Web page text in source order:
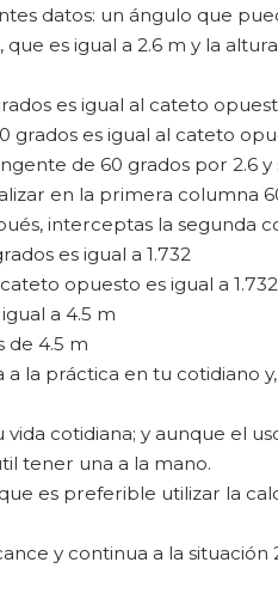
datos: un ángulo que
es igual a 2.6 m y la
es igual al cateto
grados es igual al cateto
de 60 grados por 2.6 y
en la primera columna
interceptas la segunda
es igual a 1.732
opuesto es igual a
a 4.5 m
de 4.5 m
la práctica en tu cotidiano
cotidiana; y aunque el
tener una a la mano.
es preferible utilizar la
y continua a la situación